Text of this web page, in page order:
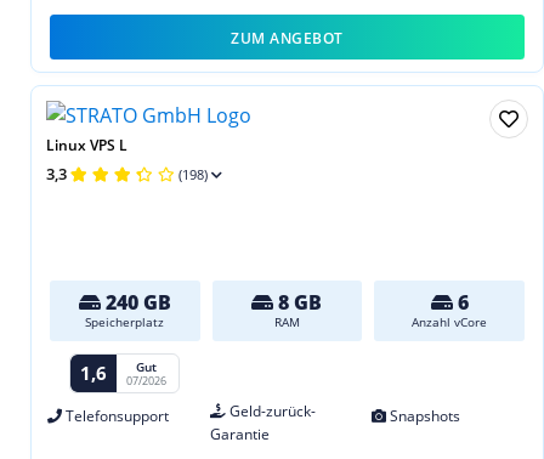
ZUM ANGEBOT
Linux VPS L
3,3 (198)
240 GB
Speicherplatz
8 GB
RAM
6
Anzahl vCore
1,6 Gut
07/2026
Telefonsupport
Geld-zurück-
Garantie
Snapshots